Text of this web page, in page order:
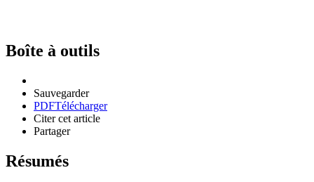
Boîte à outils
Sauvegarder
PDFTélécharger
Citer cet article
Partager
Résumés